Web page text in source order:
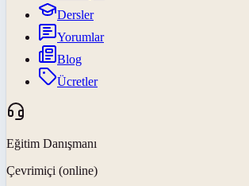
Dersler
Yorumlar
Blog
Ücretler
Eğitim Danışmanı
Çevrimiçi (online)